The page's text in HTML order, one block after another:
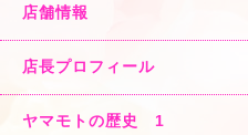
店舗情報
店長プロフィール
ヤマモトの歴史 1